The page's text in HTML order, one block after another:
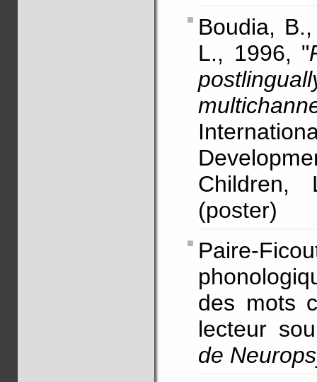
Boudia,
L., 1996, "
Children,
(poster)
Paire-
des mots
lecteur
de